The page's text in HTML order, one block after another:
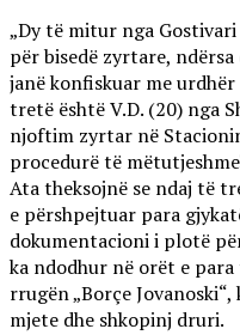
„Dy të mitur nga
për bisedë zyrtare,
janë konfiskuar me
tretë është V.D. (20) nga
njoftim zyrtar në
procedurë të
Ata theksojnë se ndaj të
e përshpejtuar para
dokumentacioni i plotë
ka ndodhur në orët e
rrugën „Borçe
mjete dhe shkopinj druri.